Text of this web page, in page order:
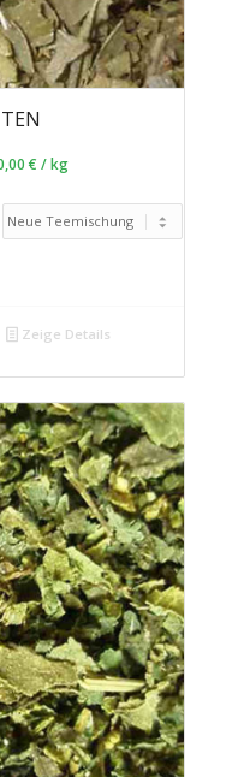
€ /kg
Zeige Details